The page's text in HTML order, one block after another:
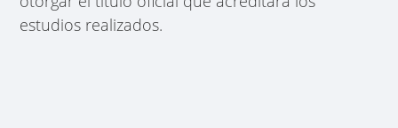
estudios realizados.